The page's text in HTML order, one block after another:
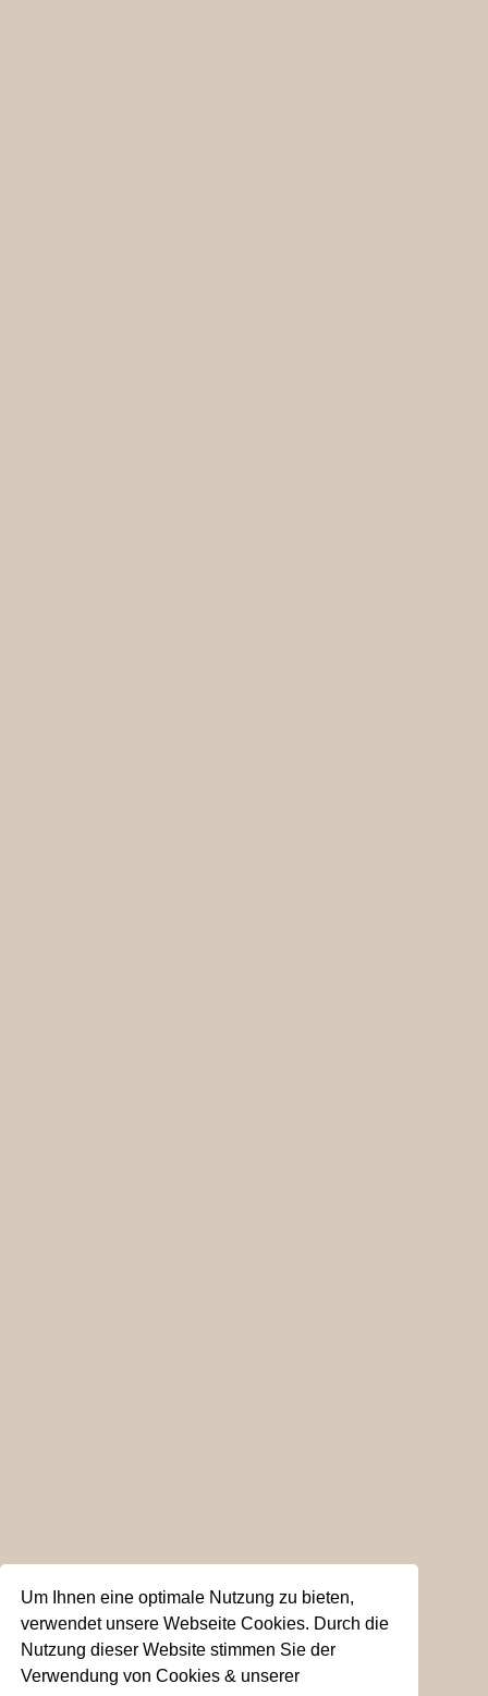
Um Ihnen eine optimale Nutzung zu bieten,
verwendet unsere Webseite Cookies. Durch die
Nutzung dieser Website stimmen Sie der
Verwendung von Cookies & unserer